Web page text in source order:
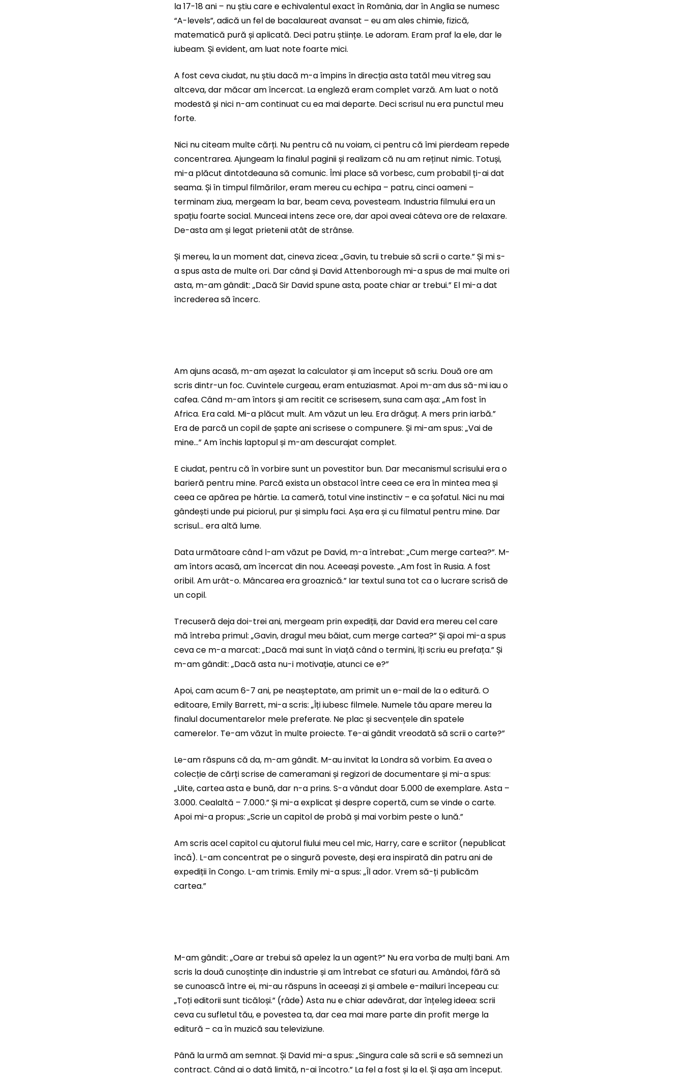
la 17-18 ani – nu știu care e echivalentul exact în România, dar în Anglia se numesc
“A-levels”, adică un fel de bacalaureat avansat – eu am ales chimie, fizică,
matematică pură și aplicată. Deci patru științe. Le adoram. Eram praf la ele, dar le
iubeam. Și evident, am luat note foarte mici.
A fost ceva ciudat, nu știu dacă m-a împins în direcția asta tatăl meu vitreg sau
altceva, dar măcar am încercat. La engleză eram complet varză. Am luat o notă
modestă și nici n-am continuat cu ea mai departe. Deci scrisul nu era punctul meu
forte.
Nici nu citeam multe cărți. Nu pentru că nu voiam, ci pentru că îmi pierdeam repede
concentrarea. Ajungeam la finalul paginii și realizam că nu am reținut nimic. Totuși,
mi-a plăcut dintotdeauna să comunic. Îmi place să vorbesc, cum probabil ți-ai dat
seama. Și în timpul filmărilor, eram mereu cu echipa – patru, cinci oameni –
terminam ziua, mergeam la bar, beam ceva, povesteam. Industria filmului era un
spațiu foarte social. Munceai intens zece ore, dar apoi aveai câteva ore de relaxare.
De-asta am și legat prietenii atât de strânse.
Și mereu, la un moment dat, cineva zicea: „Gavin, tu trebuie să scrii o carte.” Și mi s-
a spus asta de multe ori. Dar când și David Attenborough mi-a spus de mai multe ori
asta, m-am gândit: „Dacă Sir David spune asta, poate chiar ar trebui.” El mi-a dat
încrederea să încerc.
Am ajuns acasă, m-am așezat la calculator și am început să scriu. Două ore am
scris dintr-un foc. Cuvintele curgeau, eram entuziasmat. Apoi m-am dus să-mi iau o
cafea. Când m-am întors și am recitit ce scrisesem, suna cam așa: „Am fost în
Africa. Era cald. Mi-a plăcut mult. Am văzut un leu. Era drăguț. A mers prin iarbă.”
Era de parcă un copil de șapte ani scrisese o compunere. Și mi-am spus: „Vai de
mine…” Am închis laptopul și m-am descurajat complet.
E ciudat, pentru că în vorbire sunt un povestitor bun. Dar mecanismul scrisului era o
barieră pentru mine. Parcă exista un obstacol între ceea ce era în mintea mea și
ceea ce apărea pe hârtie. La cameră, totul vine instinctiv – e ca șofatul. Nici nu mai
gândești unde pui piciorul, pur și simplu faci. Așa era și cu filmatul pentru mine. Dar
scrisul… era altă lume.
Data următoare când l-am văzut pe David, m-a întrebat: „Cum merge cartea?”. M-
am întors acasă, am încercat din nou. Aceeași poveste. „Am fost în Rusia. A fost
oribil. Am urât-o. Mâncarea era groaznică.” Iar textul suna tot ca o lucrare scrisă de
un copil.
Trecuseră deja doi-trei ani, mergeam prin expediții, dar David era mereu cel care
mă întreba primul: „Gavin, dragul meu băiat, cum merge cartea?” Și apoi mi-a spus
ceva ce m-a marcat: „Dacă mai sunt în viață când o termini, îți scriu eu prefața.” Și
m-am gândit: „Dacă asta nu-i motivație, atunci ce e?”
Apoi, cam acum 6-7 ani, pe neașteptate, am primit un e-mail de la o editură. O
editoare, Emily Barrett, mi-a scris: „Îți iubesc filmele. Numele tău apare mereu la
finalul documentarelor mele preferate. Ne plac și secvențele din spatele
camerelor. Te-am văzut în multe proiecte. Te-ai gândit vreodată să scrii o carte?”
Le-am răspuns că da, m-am gândit. M-au invitat la Londra să vorbim. Ea avea o
colecție de cărți scrise de cameramani și regizori de documentare și mi-a spus:
„Uite, cartea asta e bună, dar n-a prins. S-a vândut doar 5.000 de exemplare. Asta –
3.000. Cealaltă – 7.000.” Și mi-a explicat și despre copertă, cum se vinde o carte.
Apoi mi-a propus: „Scrie un capitol de probă și mai vorbim peste o lună.”
Am scris acel capitol cu ajutorul fiului meu cel mic, Harry, care e scriitor (nepublicat
încă). L-am concentrat pe o singură poveste, deși era inspirată din patru ani de
expediții în Congo. L-am trimis. Emily mi-a spus: „Îl ador. Vrem să-ți publicăm
cartea.”
M-am gândit: „Oare ar trebui să apelez la un agent?” Nu era vorba de mulți bani. Am
scris la două cunoștințe din industrie și am întrebat ce sfaturi au. Amândoi, fără să
se cunoască între ei, mi-au răspuns în aceeași zi și ambele e-mailuri începeau cu:
„Toți editorii sunt ticăloși.” (râde) Asta nu e chiar adevărat, dar înțeleg ideea: scrii
ceva cu sufletul tău, e povestea ta, dar cea mai mare parte din profit merge la
editură – ca în muzică sau televiziune.
Până la urmă am semnat. Și David mi-a spus: „Singura cale să scrii e să semnezi un
contract. Când ai o dată limită, n-ai încotro.” La fel a fost și la el. Și așa am început.